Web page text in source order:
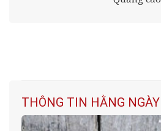
THÔNG TIN HẰNG NGÀY